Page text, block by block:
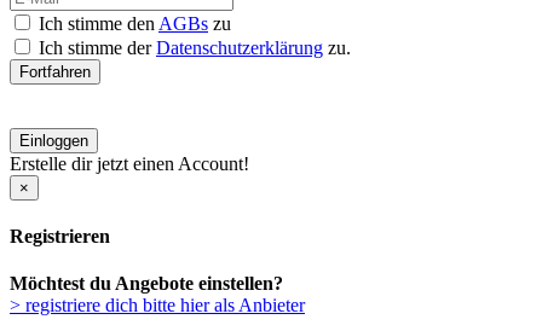
Ich stimme den AGBs zu
Ich stimme derDatenschutzerklärung zu.
Fortfahren
Einloggen
Erstelle dir jetzt einen Account!
×
Registrieren
Möchtest du Angebote einstellen?
> registriere dich bitte hier als Anbieter